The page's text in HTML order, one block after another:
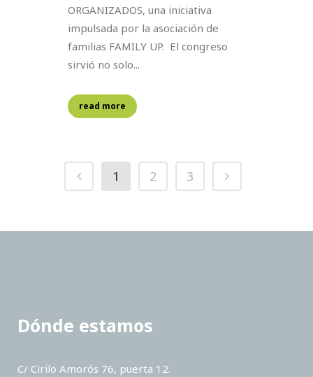
ORGANIZADOS, una iniciativa
impulsada por la asociación de
familias FAMILY UP. ⁣ El congreso
sirvió no solo...
read more
1 2 3
Dónde estamos
C/ Cirilo Amorós 76, puerta 12.